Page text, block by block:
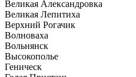
Великая Александровка
Великая Лепитиха
Верхний Рогачик
Волноваха
Вольнянск
Высокополье
Геническ